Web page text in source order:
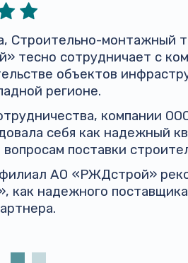
Строительно-монтажный
тесно сотрудничает с
объектов
регионе.
компании
себя как надежный
вопросам поставки
АО «РЖДстрой»
надежного